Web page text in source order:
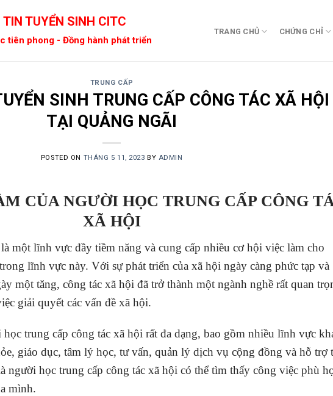
TIN TUYỂN SINH CITC
tiên phong - Đồng hành phát triển
TRANG CHỦ CHỨNG CHỈ
TRUNG CẤP
SINH TRUNG CẤP CÔNG TÁC XÃ HỘI
TẠI QUẢNG NGÃI
POSTED ON THÁNG 5 11, 2023 BY ADMIN
CỦA NGƯỜI HỌC TRUNG CẤP CÔNG
XÃ HỘI
một lĩnh vực đầy tiềm năng và cung cấp nhiều cơ hội việc làm cho
lĩnh vực này. Với sự phát triển của xã hội ngày càng phức tạp và
một tăng, công tác xã hội đã trở thành một ngành nghề rất quan
giải quyết các vấn đề xã hội.
trung cấp công tác xã hội rất đa dạng, bao gồm nhiều lĩnh vực
giáo dục, tâm lý học, tư vấn, quản lý dịch vụ cộng đồng và hỗ trợ
người học trung cấp công tác xã hội có thể tìm thấy công việc phù
mình.